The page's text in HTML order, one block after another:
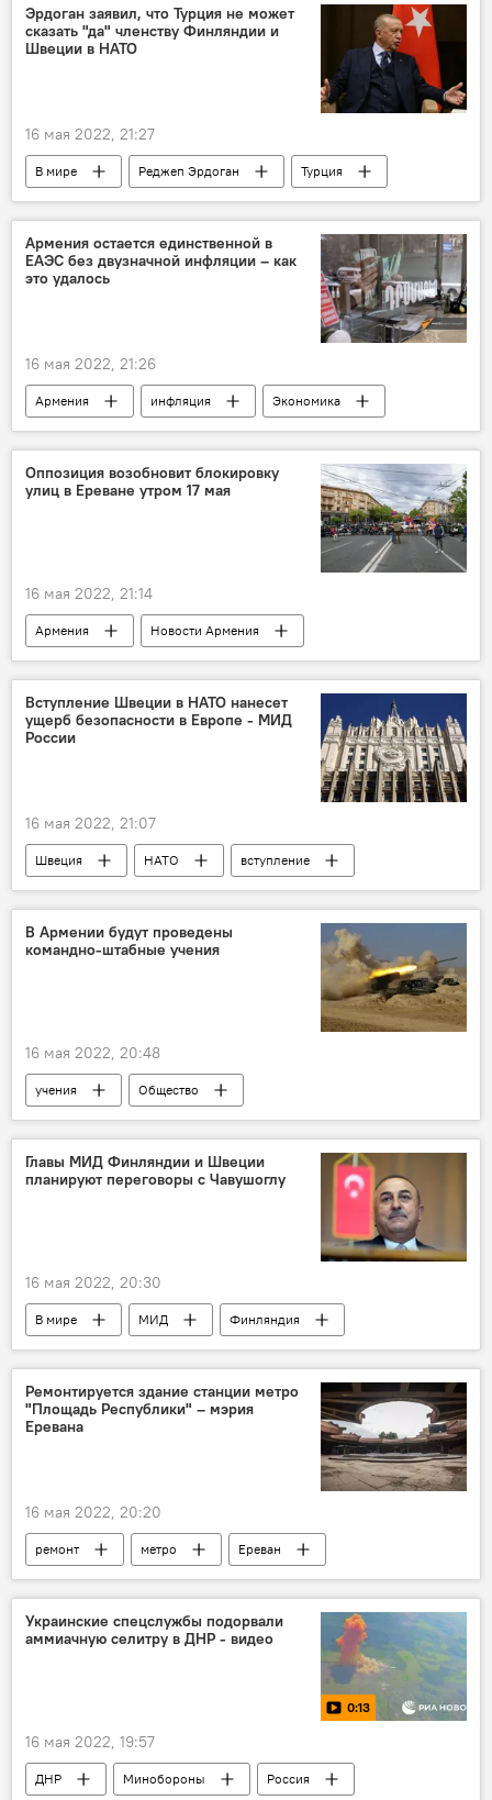
Эрдоган заявил, что Турция не может
сказать "да" членству Финляндии и
Швеции в НАТО
16 мая 2022, 21:27
В мире Реджеп Эрдоган
Турция
Финляндия
Швеция НАТО
Армения остается единственной в
ЕАЭС без двузначной инфляции – как
это удалось
16 мая 2022, 21:26
Армения инфляция
Экономика
ЕАЭС
валюта
Оппозиция возобновит блокировку
улиц в Ереване утром 17 мая
16 мая 2022, 21:14
Армения
Новости Армения
Политика
оппозиция
улицы
Вступление Швеции в НАТО нанесет
ущерб безопасности в Европе - МИД
России
16 мая 2022, 21:07
Швеция НАТО
вступление
МИД
Россия
В Армении будут проведены
командно-штабные учения
16 мая 2022, 20:48
учения
Общество
Новости Армения
Главы МИД Финляндии и Швеции
планируют переговоры с Чавушоглу
16 мая 2022, 20:30
В мире МИД
Финляндия
Швеция
Мевлют Чавушоглу
переговоры
Ремонтируется здание станции метро
"Площадь Республики" – мэрия
Еревана
16 мая 2022, 20:20
ремонт метро
Ереван
Общество
Новости Армения
мэрия
Украинские спецслужбы подорвали
аммиачную селитру в ДНР - видео
0:13
16 мая 2022, 19:57
ДНР Минобороны
Россия